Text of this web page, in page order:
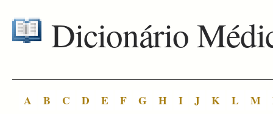
Dicionário
A B C D E F G H I J K L M